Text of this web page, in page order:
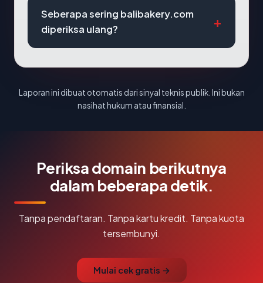
Seberapa sering balibakery.com
diperiksa ulang?
Laporan ini dibuat otomatis dari sinyal teknis publik. Ini bukan
nasihat hukum atau finansial.
Periksa domain berikutnya
dalam beberapa detik.
Tanpa pendaftaran. Tanpa kartu kredit. Tanpa kuota
tersembunyi.
Mulai cek gratis →